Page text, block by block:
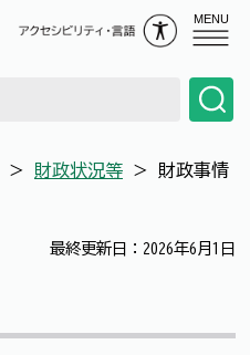
MENU
＞ 財政状況等 ＞
財政事情
最終更新日：2026年6月1日